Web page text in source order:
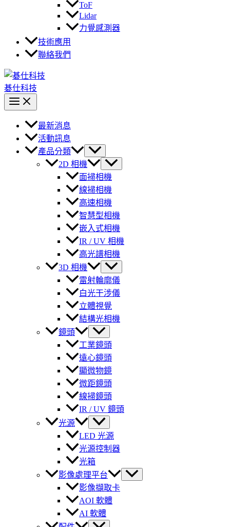
ToF
Lidar
力覺感測器
技術應用
聯絡我們
碁仕科技
最新消息
活動訊息
產品分類
2D 相機
面掃相機
線掃相機
高速相機
智慧型相機
嵌入式相機
IR / UV 相機
高光譜相機
3D 相機
雷射輪廓儀
白光干涉儀
立體視覺
結構光相機
鏡頭
工業鏡頭
遠心鏡頭
顯微物鏡
微距鏡頭
線掃鏡頭
IR / UV 鏡頭
光源
LED 光源
光源控制器
光箱
影像處理平台
影像擷取卡
AOI 軟體
AI 軟體